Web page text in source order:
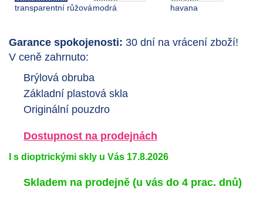
transparentní růžovámodrá havana
Garance spokojenosti: 30 dní na vrácení zboží!
V ceně zahrnuto:
Brýlová obruba
Základní plastová skla
Originální pouzdro
Dostupnost na prodejnách
I s dioptrickými skly u Vás 17.8.2026
Skladem na prodejně (u vás do 4 prac. dnů)